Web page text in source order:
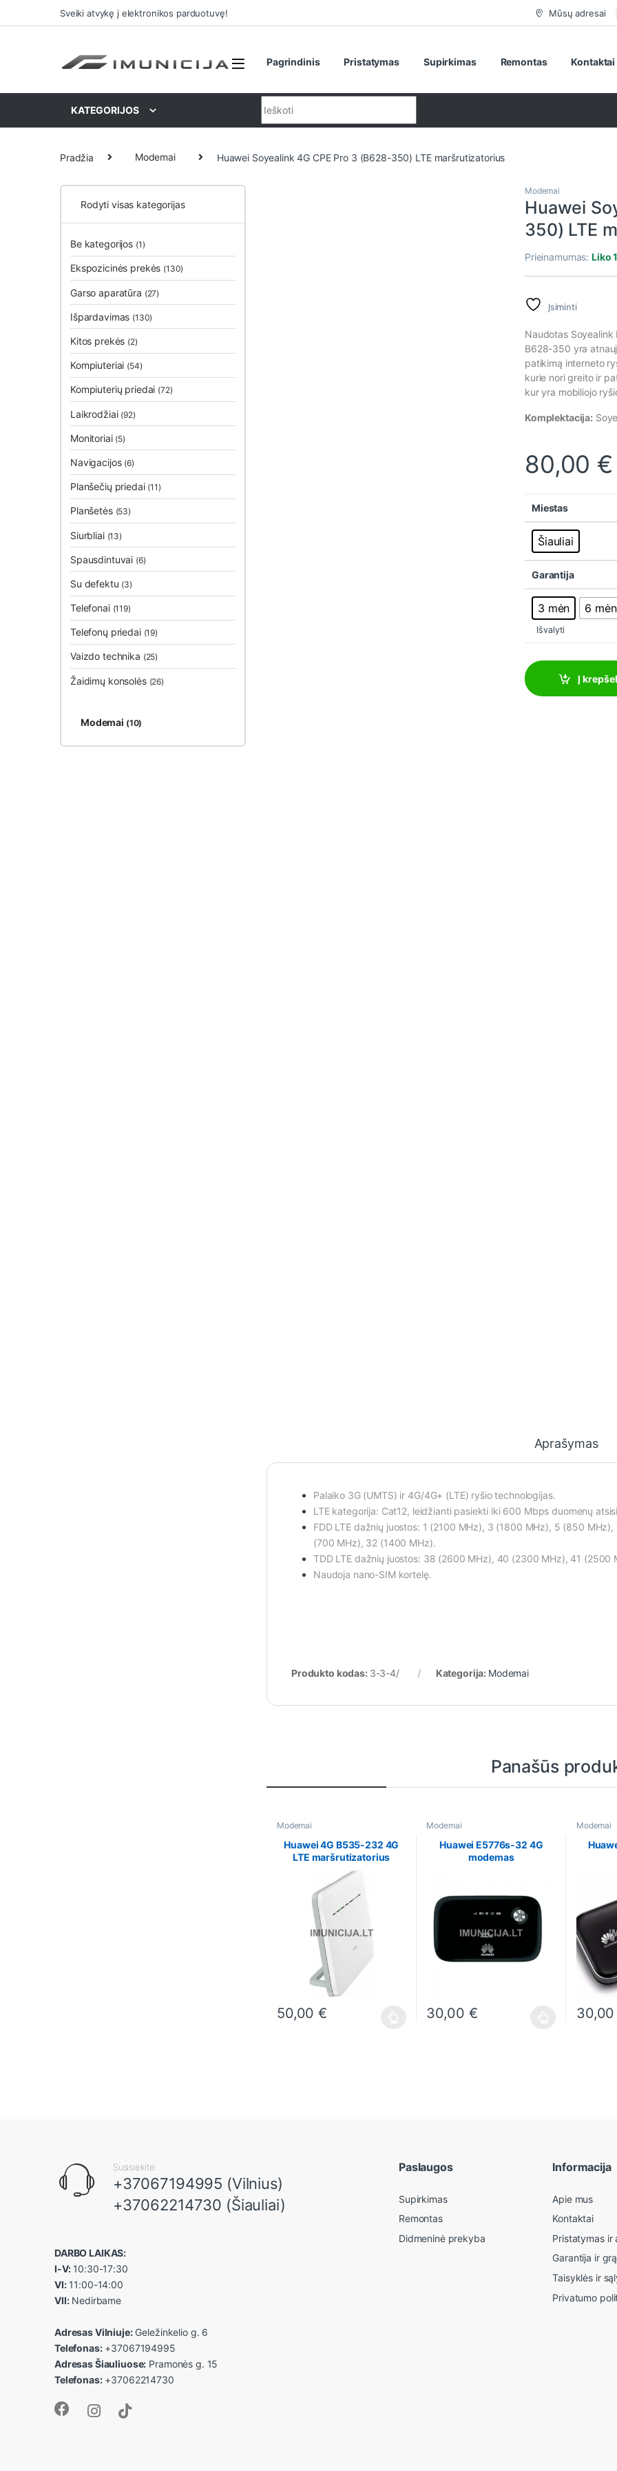
Praleisti ir pereiti prie navigacijos
Pereiti prie turinioSveiki atvykę į elektronikos parduotuvę! Mūsų adresai
Pagrindinis Pristatymas Supirkimas Remontas Kontaktai
KATEGORIJOS
Pradžia Modemai Huawei Soyealink 4G CPE Pro 3 (B628-350) LTE maršrutizatorius
Modemai
Huawei
350) LTE
Prieinamumas:Liko
Įsiminti
Naudotas
B628-350 yra
patikimą interneto
kurie nori greito ir
kur yra mobiliojo
Komplektacija:
80,00 €
Miestas
Šiauliai
Garantija
3 mėn 6 mėn
Išvalyti
Į
Aprašymas
Palaiko 3G (UMTS) ir 4G/4G+ (LTE) ryšio technologijas.
LTE kategorija: Cat12, leidžianti pasiekti iki 600 Mbps duomenų
FDD LTE dažnių juostos: 1 (2100 MHz), 3 (1800 MHz), 5 (850
(700 MHz), 32 (1400 MHz).
TDD LTE dažnių juostos: 38 (2600 MHz), 40 (2300 MHz), 41 (2500
Naudoja nano-SIM kortelę.
Produkto kodas: 3-3-4/ Kategorija: Modemai
Panašūs
Modemai
Huawei 4G B535-232 4G
LTE maršrutizatorius
50,00€
This product has multiple variants. The options may be chosen on the
Modemai
Huawei E5776s-32 4G
modemas
30,00 €
This product has multiple variants. The
Modemai
This
Rodyti visas kategorijas
Be kategorijos (1)
Ekspozicinės prekės (130)
Garso aparatūra (27)
Išpardavimas (130)
Kitos prekės (2)
Kompiuteriai (54)
Kompiuterių priedai (72)
Laikrodžiai (92)
Monitoriai (5)
Navigacijos (6)
Planšečių priedai (11)
Planšetės (53)
Siurbliai (13)
Spausdintuvai (6)
Su defektu (3)
Telefonai (119)
Telefonų priedai (19)
Vaizdo technika (25)
Žaidimų konsolės (26)
Modemai (10)
Susisiekite:
+37067194995 (Vilnius)
+37062214730 (Šiauliai)
DARBO LAIKAS:
I-V:10:30-17:30
VI:11:00-14:00
VII:Nedirbame
Adresas Vilniuje:Geležinkelio g. 6
Telefonas:+37067194995
Adresas Šiauliuose: Pramonės g. 15
Telefonas:+37062214730
Paslaugos
Supirkimas
Remontas
Didmeninė prekyba
Informacija
Apie mus
Kontaktai
Pristatymas ir
Garantija ir
Taisyklės ir
Privatumo